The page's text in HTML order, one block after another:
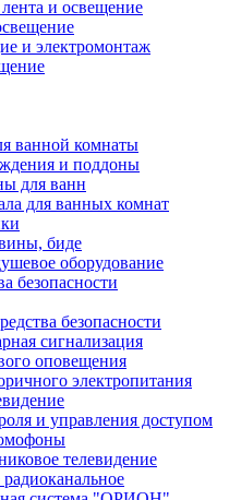
и освещение
и электромонтаж
ванной комнаты
и поддоны
для ванн
для ванных комнат
биде
оборудование
безопасности
безопасности
сигнализация
оповещения
электропитания
и управления доступом
телевидение